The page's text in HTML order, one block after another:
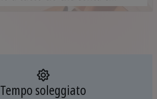
fatica l'inglese.
Tempo soleggiato